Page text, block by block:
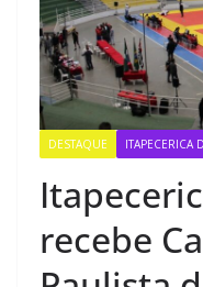
DESTAQUE ITAPECERICA
recebe